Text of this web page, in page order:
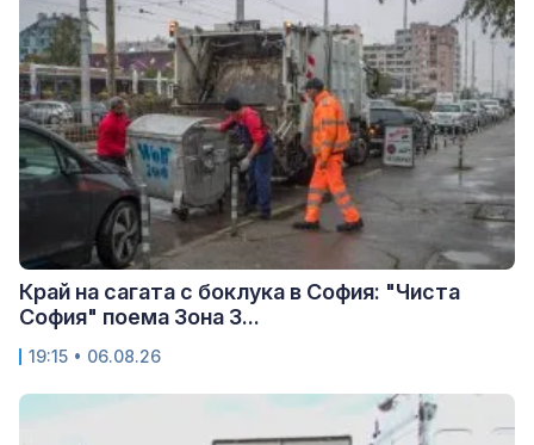
Край на сагата с боклука в София: "Чиста
София" поема Зона 3...
19:15 • 06.08.26